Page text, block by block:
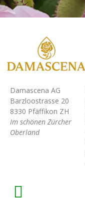
Damascena AG
Barzloostrasse 20
8330 Pfäffikon ZH
Im schönen Zürcher
Oberland